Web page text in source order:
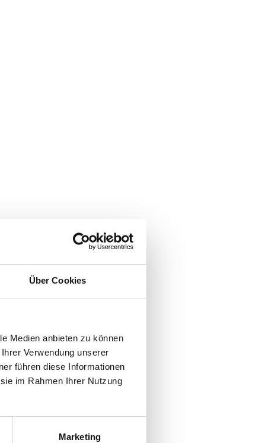
Über Cookies
Medien anbieten zu können
Verwendung unserer
führen diese Informationen
im Rahmen Ihrer Nutzung
Marketing